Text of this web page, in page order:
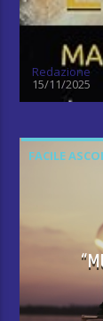
Redazione
15/11/2025
FACILE